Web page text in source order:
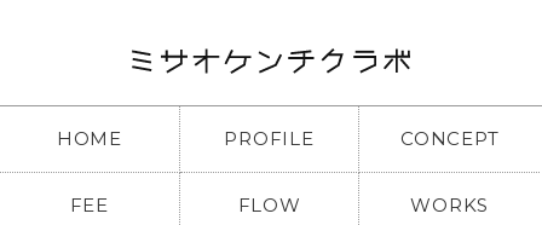
HOME PROFILE CONCEPT
FEE FLOW WORKS